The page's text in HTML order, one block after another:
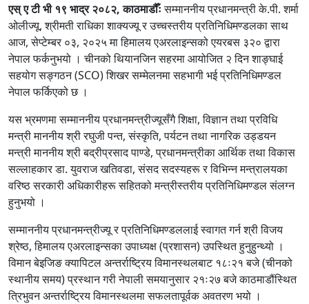
एस् ए टी भी १९ भाद्र २०८२, काठमाडौँःसम्माननीय प्रधानमन्त्री के.पी. शर्मा
ओलीज्यू, श्रीमती राधिका शाक्यज्यू र उच्चस्तरीय प्रतिनिधिमण्डलका साथ
आज, सेप्टेम्बर ०३, २०२५ मा हिमालय एअरलाइन्सको एयरबस ३२० द्वारा
नेपाल फर्कनुभयो । चीनको थियानजिन सहरमा आयोजित २ दिन शाङ्घाई
सहयोग सङ्गठन (SCO) शिखर सम्मेलनमा सहभागी भई प्रतिनिधिमण्डल
नेपाल फर्किएको छ ।
यस भ्रमणमा सम्माननीय प्रधानमन्त्रीज्यूसँगै शिक्षा, विज्ञान तथा प्रविधि
मन्त्री माननीय श्री रघुजी पन्त, संस्कृति, पर्यटन तथा नागरिक उड्डयन
मन्त्री माननीय श्री बद्रीप्रसाद पाण्डे, प्रधानमन्त्रीका आर्थिक तथा विकास
सल्लाहकार डा. युवराज खतिवडा, संसद सदस्यहरू र विभिन्न मन्त्रालयका
वरिष्ठ सरकारी अधिकारीहरू सहितको मन्त्रीस्तरीय प्रतिनिधिमण्डल संलग्न
हुनुभयो ।
सम्माननीय प्रधानमन्त्रीज्यू र प्रतिनिधिमण्डललाई स्वागत गर्न श्री विजय
श्रेष्ठ, हिमालय एअरलाइन्सका उपाध्यक्ष (प्रशासन) उपस्थित हुनुहुन्थ्यो ।
विमान बेइजिङ क्यापिटल अन्तर्राष्ट्रिय विमानस्थलबाट १८ः२१ बजे (चीनको
स्थानीय समय) प्रस्थान गरी नेपाली समयानुसार २१ः२७ बजे काठमाडौंस्थित
त्रिभुवन अन्तर्राष्ट्रिय विमानस्थलमा सफलतापूर्वक अवतरण भयो ।